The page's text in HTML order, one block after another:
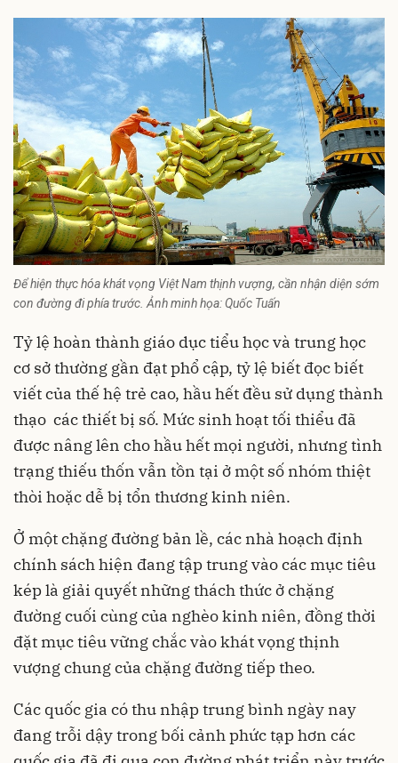
Để hiện thực hóa khát vọng Việt Nam thịnh vượng, cần nhận diện sớm
con đường đi phía trước. Ảnh minh họa: Quốc Tuấn
Tỷ lệ hoàn thành giáo dục tiểu học và trung học
cơ sở thường gần đạt phổ cập, tỷ lệ biết đọc biết
viết của thế hệ trẻ cao, hầu hết đều sử dụng thành
thạo các thiết bị số. Mức sinh hoạt tối thiểu đã
được nâng lên cho hầu hết mọi người, nhưng tình
trạng thiếu thốn vẫn tồn tại ở một số nhóm thiệt
thòi hoặc dễ bị tổn thương kinh niên.
Ở một chặng đường bản lề, các nhà hoạch định
chính sách hiện đang tập trung vào các mục tiêu
kép là giải quyết những thách thức ở chặng
đường cuối cùng của nghèo kinh niên, đồng thời
đặt mục tiêu vững chắc vào khát vọng thịnh
vượng chung của chặng đường tiếp theo.
Các quốc gia có thu nhập trung bình ngày nay
đang trỗi dậy trong bối cảnh phức tạp hơn các